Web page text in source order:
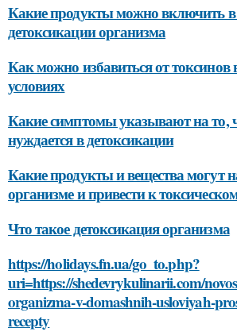
Какие продукты можно включить
детоксикации организма
Как можно избавиться от
условиях
Какие симптомы указывают на то,
нуждается в детоксикации
Какие продукты и вещества могут
организме и привести к
Что такое детоксикация организма
https://holidays.fn.ua/go_to.php?
uri=https://shedevrykulinarii.com/
organizma-v-domashnih-usloviyah-
recepty